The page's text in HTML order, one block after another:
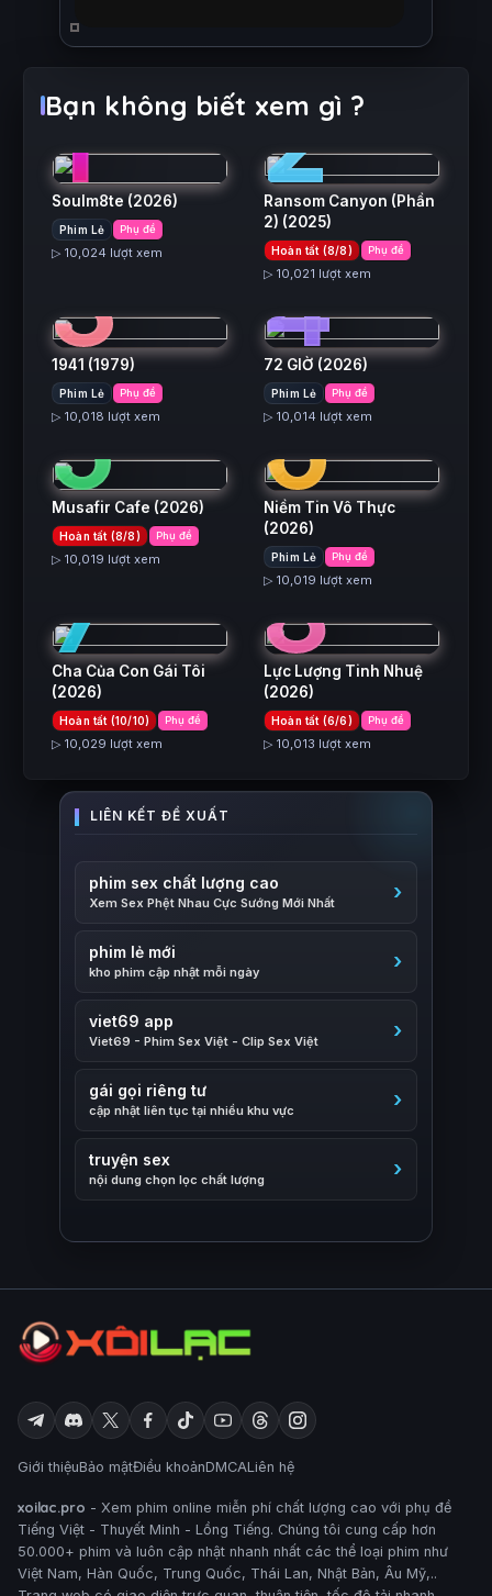
Bạn không biết xem gì ?
1
Soulm8te (2026)
Phim Lẻ Phụ đề
▷ 10,024 lượt xem
2
Ransom Canyon (Phần
2) (2025)
Hoàn tất (8/8) Phụ đề
▷ 10,021 lượt xem
3
1941 (1979)
Phim Lẻ Phụ đề
▷ 10,018 lượt xem
4
72 GIỜ (2026)
Phim Lẻ Phụ đề
▷ 10,014 lượt xem
5
Musafir Cafe (2026)
Hoàn tất (8/8) Phụ đề
▷ 10,019 lượt xem
6
Niềm Tin Vô Thực
(2026)
Phim Lẻ Phụ đề
▷ 10,019 lượt xem
7
Cha Của Con Gái Tôi
(2026)
Hoàn tất (10/10) Phụ đề
▷ 10,029 lượt xem
8
Lực Lượng Tinh Nhuệ
(2026)
Hoàn tất (6/6) Phụ đề
▷ 10,013 lượt xem
phim sex chất lượng cao
Xem Sex Phệt Nhau Cực Sướng Mới Nhất
phim lẻ mới
kho phim cập nhật mỗi ngày
viet69 app
Viet69 - Phim Sex Việt - Clip Sex Việt
gái gọi riêng tư
cập nhật liên tục tại nhiều khu vực
truyện sex
nội dung chọn lọc chất lượng
Giới thiệuBảo mậtĐiều khoảnDMCALiên hệ
xoilac.pro - Xem phim online miễn phí chất lượng cao với phụ đề
Tiếng Việt - Thuyết Minh - Lồng Tiếng. Chúng tôi cung cấp hơn
50.000+ phim và luôn cập nhật nhanh nhất các thể loại phim như
Việt Nam, Hàn Quốc, Trung Quốc, Thái Lan, Nhật Bản, Âu Mỹ,..